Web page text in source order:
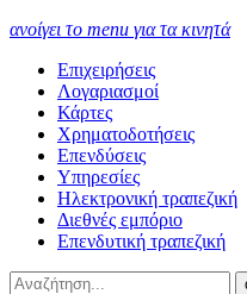
ανοίγει το menu για τα κινητά
Επιχειρήσεις
Λογαριασμοί
Κάρτες
Χρηματοδοτήσεις
Επενδύσεις
Υπηρεσίες
Ηλεκτρονική τραπεζική
Διεθνές εμπόριο
Επενδυτική τραπεζική